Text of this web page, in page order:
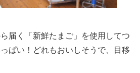
届く「新鮮たまご」を使用してつ
ぱい！どれもおいしそうで、目移